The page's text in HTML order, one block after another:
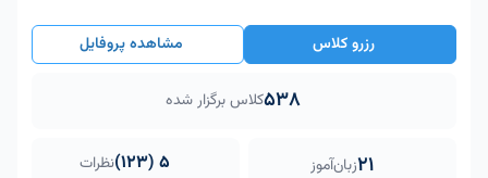
رزرو کلاس مشاهده پروفایل
538کلاس برگزار شده
21زبان‌آموز 5 (123) نظرات